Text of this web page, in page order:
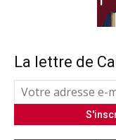
La lettre de